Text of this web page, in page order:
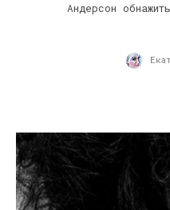
Андерсон